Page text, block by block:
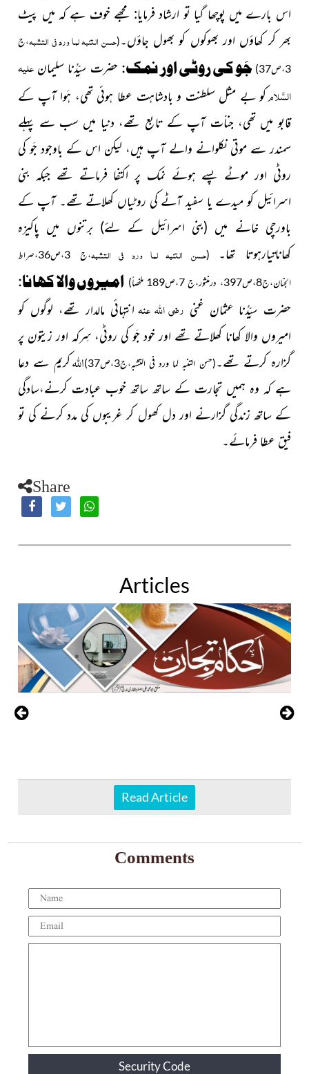
اس بارے میں پوچھا گیا تو ارشاد فرمایا: مجھے خوف ہے کہ میں پیٹ
بھر کر کھاؤں اور بھوکوں کو بھول جاؤں۔(حسن التنبہ لما ورد فی التشبہ،ج
3،ص37) جَو کی روٹی اور نمک: حضرت سیِّدُنا سلیمان علیہ
السَّلامکو بے مثل سلطنت و بادشاہت عطا ہوئی تھی، ہَوا آپ کے
قابو میں تھی، جناّت آپ کے تابع تھے، دنیا میں سب سے پہلے
سمندر سے موتی نکلوانے والے آپ ہیں، لیکن اس کے باوجود جَو کی
روٹی اور موٹے پسے ہوئے نمک پر اکتفا فرماتے تھے جبکہ بنی
اسرائیل کو میدے یا سفید آٹے کی روٹیاں کھلاتے تھے۔ آپ کے
باورچی خانے میں (بنی اسرائیل کے لئے)برتنوں میں پاکیزہ
کھاناتیارہوتا تھا۔ (حسن التنبہ لما ورد فی التشبہ ،ج 3،ص36،صراط
الجنان،ج8،ص397، درمنثور،ج 7،ص189 ملخصاً) امیروں والا کھانا:
حضرت سیِّدُنا عثمان غنی رضی اللہ عنہ انتہائی مالدار تھے، لوگوں کو
امیروں والا کھانا کھلاتے تھے اور خود جَو کی روٹی، سِرکہ اور زیتون پر
گزارہ کرتے تھے۔(حسن التنبہ لما ورد فی التشبہ،ج3،ص37) اللہکریم سے دعا
ہے کہ وہ ہمیں تجارت کے ساتھ ساتھ خوب عبادت کرنے،سادگی
کے ساتھ زندگی گزارنے اور دل کھول کر غریبوں کی مدد کرنے کی تو
فیق عطا فرمائے۔
Share
Articles
Read Article
Comments
Security Code